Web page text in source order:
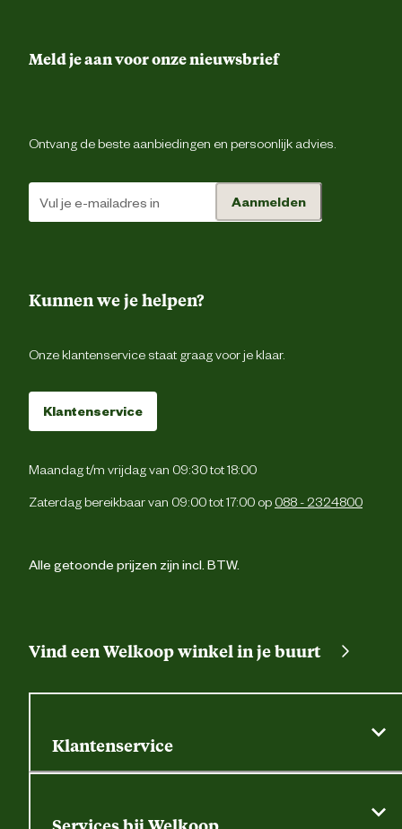
Meld je aan voor onze nieuwsbrief
Ontvang de beste aanbiedingen en persoonlijk advies.
Aanmelden
Kunnen we je helpen?
Onze klantenservice staat graag voor je klaar.
Klantenservice
Maandag t/m vrijdag van 09:30 tot 18:00
Zaterdag bereikbaar van 09:00 tot 17:00 op 088 - 2324800
Alle getoonde prijzen zijn incl. BTW.
Vind een Welkoop winkel in je buurt
Klantenservice